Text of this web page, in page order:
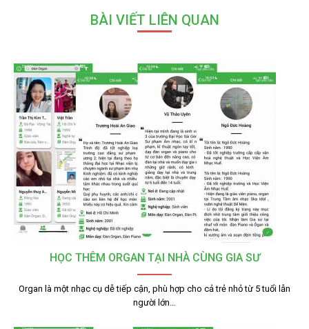
BÀI VIẾT LIÊN QUAN
HỌC THÊM ORGAN TẠI NHÀ CÙNG GIA SƯ
Organ là một nhạc cụ dễ tiếp cận, phù hợp cho cả trẻ nhỏ từ 5 tuổi lẫn
người lớn…